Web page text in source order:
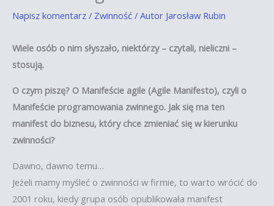
Napisz komentarz / Zwinność / Autor Jarosław Rubin
Wiele osób o nim słyszało, niektórzy – czytali, nieliczni –
stosują.
O czym piszę? O Manifeście agile (Agile Manifesto), czyli o
Manifeście programowania zwinnego. Jak się ma ten
manifest do biznesu, który chce zmieniać się w kierunku
zwinności?
Dawno, dawno temu…
Jeżeli mamy myśleć o zwinności w firmie, to warto wrócić do
2001 roku, kiedy grupa osób opublikowała manifest